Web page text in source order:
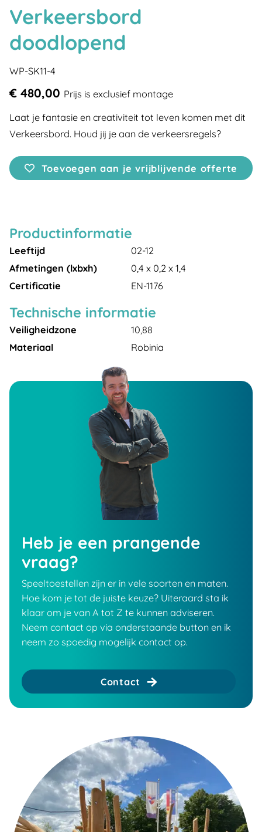
Verkeersbord
doodlopend
WP-SK11-4
€ 480,00 Prijs is exclusief montage
Laat je fantasie en creativiteit tot leven komen met dit
Verkeersbord. Houd jij je aan de verkeersregels?
Toevoegen aan je vrijblijvende offerte
Productinformatie
Leeftijd
02-12
Afmetingen (lxbxh)
0,4 x 0,2 x 1,4
Certificatie
EN-1176
Technische informatie
Veiligheidzone
10,88
Materiaal
Robinia
Heb je een prangende
vraag?
Speeltoestellen zijn er in vele soorten en maten.
Hoe kom je tot de juiste keuze? Uiteraard sta ik
klaar om je van A tot Z te kunnen adviseren.
Neem contact op via onderstaande button en ik
neem zo spoedig mogelijk contact op.
Contact